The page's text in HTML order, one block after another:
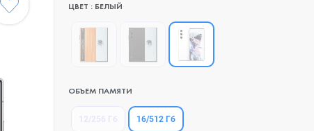
ЦВЕТ : БЕЛЫЙ
ОБЪЕМ ПАМЯТИ
16/512 Гб